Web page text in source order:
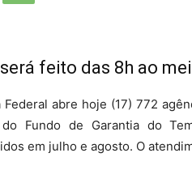
feito das 8h ao
Federal abre hoje (17) 772
Fundo de Garantia do
em julho e agosto. O